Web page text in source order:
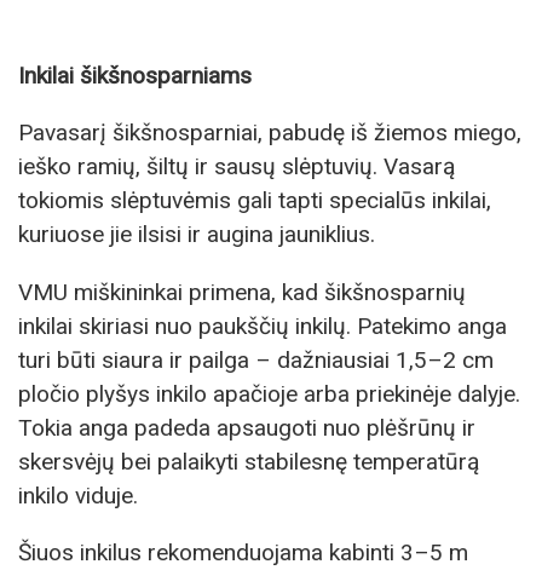
Inkilai šikšnosparniams
Pavasarį šikšnosparniai, pabudę iš žiemos miego,
ieško ramių, šiltų ir sausų slėptuvių. Vasarą
tokiomis slėptuvėmis gali tapti specialūs inkilai,
kuriuose jie ilsisi ir augina jauniklius.
VMU miškininkai primena, kad šikšnosparnių
inkilai skiriasi nuo paukščių inkilų. Patekimo anga
turi būti siaura ir pailga – dažniausiai 1,5–2 cm
pločio plyšys inkilo apačioje arba priekinėje dalyje.
Tokia anga padeda apsaugoti nuo plėšrūnų ir
skersvėjų bei palaikyti stabilesnę temperatūrą
inkilo viduje.
Šiuos inkilus rekomenduojama kabinti 3–5 m